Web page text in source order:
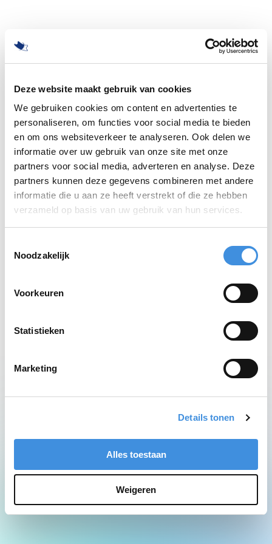
Deze website maakt gebruik van cookies
We gebruiken cookies om content en advertenties te
personaliseren, om functies voor social media te bieden
en om ons websiteverkeer te analyseren. Ook delen we
informatie over uw gebruik van onze site met onze
partners voor social media, adverteren en analyse. Deze
partners kunnen deze gegevens combineren met andere
informatie die u aan ze heeft verstrekt of die ze hebben
verzameld op basis van uw gebruik van hun services.
Noodzakelijk
Voorkeuren
Statistieken
Marketing
Details tonen
Alles toestaan
Weigeren
500